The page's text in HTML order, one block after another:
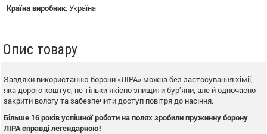
Країна виробник:Україна
Опис товару
Завдяки використанню борони «ЛІРА» можна без застосування хімії,
яка дорого коштує, не тільки якісно знищити бур’яни, але й одночасно
закрити вологу та забезпечити доступ повітря до насіння.
Більше 16 років успішної роботи на полях зробили пружинну борону
ЛІРА справді легендарною!